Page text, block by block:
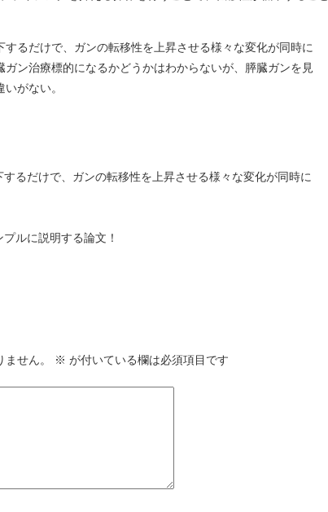
るだけで、ガンの転移性を上昇させる様々な変化が同時に
ン治療標的になるかどうかはわからないが、膵臓ガンを見
がない。
るだけで、ガンの転移性を上昇させる様々な変化が同時に
ルに説明する論文！
せん。 ※ が付いている欄は必須項目です